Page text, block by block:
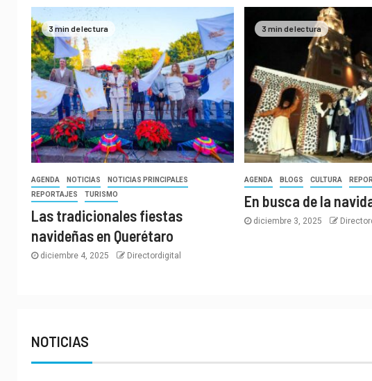
3 min de lectura
AGENDA NOTICIAS
NOTICIAS PRINCIPALES
REPORTAJES
TURISMO
Las tradicionales fiestas
navideñas en Querétaro
diciembre 4, 2025 Directordigital
3 min de lectura
AGENDA BLOGS CULTURA
En busca de la
diciembre 3, 2025
NOTICIAS